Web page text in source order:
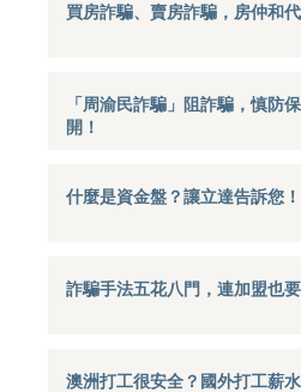
買房詐騙、賣房詐騙，房仲和
「周渝民詐騙」阻詐騙，慎防
開！
什麼是資金盤？讓立達告訴您！
詐騙手法五花八門，連加盟也
澳洲打工很安全？國外打工薪